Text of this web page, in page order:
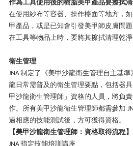
作為工具使用後的樹脂美甲產品要擦拭
在使用紗布等容器、操作檯面等地方，
甲產品，或是已知會引發美甲師皮膚問
在工具等物品上時，要將其擦拭清理乾淨
衛生管理
JNA 制定了《美甲沙龍衛生管理自主基
龍日常需普及的衛生管理要點，包括器
甲沙龍衛生管理師」資格的人員，將負
作。所有美甲沙龍衛生管理師都需參加
過相應的技能測試後，方可獲得資格。
【美甲沙龍衛生管理師：資格取得流程】
JNA 指定技能培訓講座